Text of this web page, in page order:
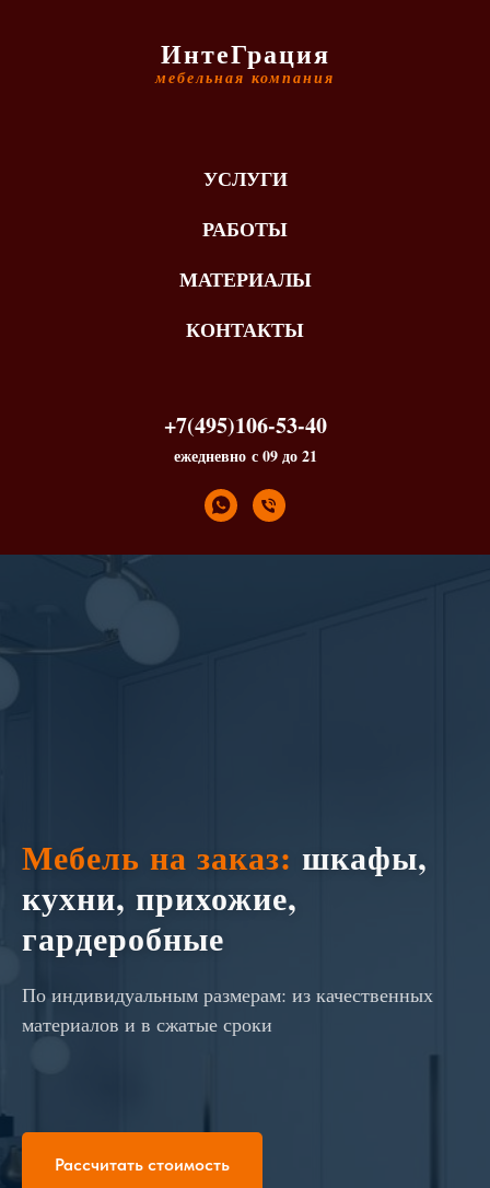
ИнтеГрация
мебельная компания
УСЛУГИ
РАБОТЫ
МАТЕРИАЛЫ
КОНТАКТЫ
+7(495)106-53-40
ежедневно с 09 до 21
Мебель на заказ: шкафы,
кухни, прихожие,
гардеробные
По индивидуальным размерам: из качественных
материалов и в сжатые сроки
Рассчитать стоимость